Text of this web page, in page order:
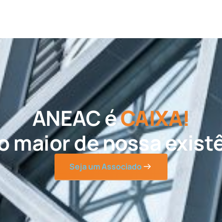
ANEAC é CAIXA!
maior de nossa
Seja um Associado